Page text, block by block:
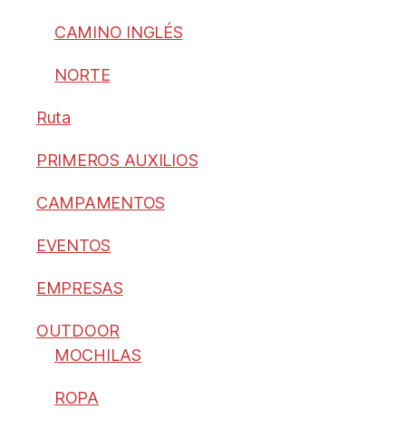
CAMINO INGLÉS
NORTE
Ruta
PRIMEROS AUXILIOS
CAMPAMENTOS
EVENTOS
EMPRESAS
OUTDOOR
MOCHILAS
ROPA